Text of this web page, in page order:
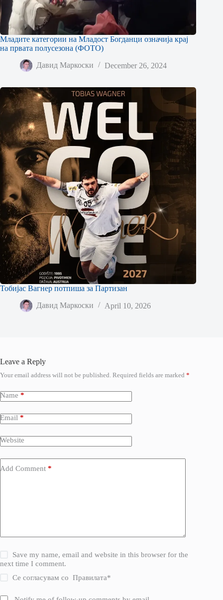
Младите категории на Младост Богданци означија крај
на првата полусезона (ФОТО)
Давид Маркоски December 26, 2024
Тобијас Вагнер потпиша за Партизан
Давид Маркоски April 10, 2026
Leave a Reply
Your email address will not be published. Required fields are marked *
Name *
Email *
Website
Add Comment *
Save my name, email and website in this browser for the
next time I comment.
Се согласувам соПравилата*